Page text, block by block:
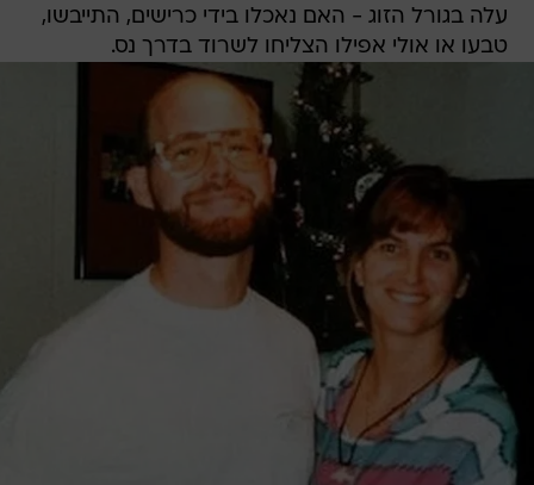
עלה בגורל הזוג - האם נאכלו בידי כרישים, התייבשו,
טבעו או אולי אפילו הצליחו לשרוד בדרך נס.